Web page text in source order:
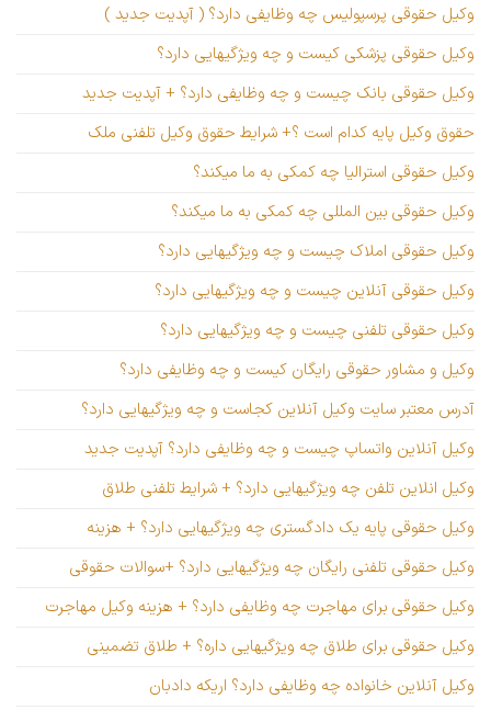
وکیل حقوقی پرسپولیس چه وظایفی دارد؟ ( آپدیت جدید )
وکیل حقوقی پزشکی کیست و چه ویژگیهایی دارد؟
وکیل حقوقی بانک چیست و چه وظایفی دارد؟ + آپدیت جدید
حقوق وکیل پایه کدام است ؟+ شرایط حقوق وکیل تلفنی ملک
وکیل حقوقی استرالیا چه کمکی به ما میکند؟
وکیل حقوقی بین المللی چه کمکی به ما میکند؟
وکیل حقوقی املاک چیست و چه ویژگیهایی دارد؟
وکیل حقوقی آنلاین چیست و چه ویژگیهایی دارد؟
وکیل حقوقی تلفنی چیست و چه ویژگیهایی دارد؟
وکیل و مشاور حقوقی رایگان کیست و چه وظایفی دارد؟
آدرس معتبر سایت وکیل آنلاین کجاست و چه ویژگیهایی دارد؟
وکیل آنلاین واتساپ چیست و چه وظایفی دارد؟ آپدیت جدید
وکیل انلاین تلفن چه ویژگیهایی دارد؟ + شرایط تلفنی طلاق
وکیل حقوقی پایه یک دادگستری چه ویژگیهایی دارد؟ + هزینه
وکیل حقوقی تلفنی رایگان چه ویژگیهایی دارد؟ +سوالات حقوقی
وکیل حقوقی برای مهاجرت چه وظایفی دارد؟ + هزینه وکیل مهاجرت
وکیل حقوقی برای طلاق چه ویژگیهایی داره؟ + طلاق تضمینی
وکیل آنلاین خانواده چه وظایفی دارد؟ اریکه دادبان